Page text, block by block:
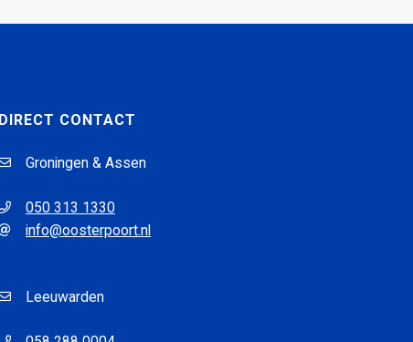
DIRECT CONTACT
Groningen & Assen
050 313 1330
info@oosterpoort.nl
Leeuwarden